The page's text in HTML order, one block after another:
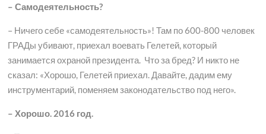
– Самодеятельность?
– Ничего себе «самодеятельность»! Там по 600-800 человек
ГРАДы убивают, приехал воевать Гелетей, который
занимается охраной президента. Что за бред? И никто не
сказал: «Хорошо, Гелетей приехал. Давайте, дадим ему
инструментарий, поменяем законодательство под него».
– Хорошо. 2016 год.